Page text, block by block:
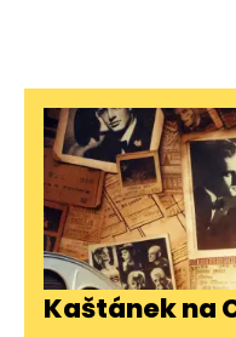
Kaštánek na